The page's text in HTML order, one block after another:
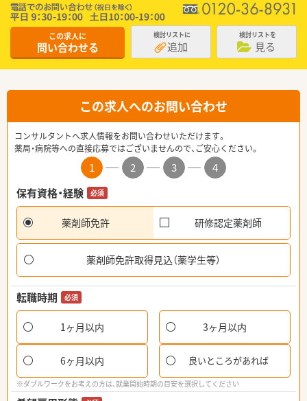
この求人に
問い合わせる
検討リストに
追加
検討リストを
見る
この求人へのお問い合わせ
コンサルタントへ求人情報をお問い合わせいただけます。
薬局・病院等への直接応募ではございませんので、ご安心ください。
1 2 3
4
保有資格・経験
必須
薬剤師免許 研修認定薬剤師
薬剤師免許取得見込（薬学生等）
転職時期 必須
1ヶ月以内 3ヶ月以内
6ヶ月以内 良いところがあれば
※ダブルワークをお考えの方は、就業開始時期の目安を選択してください